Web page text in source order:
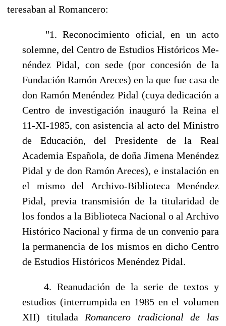
teresaban al Romancero:
"1. Reconocimiento oficial, en un acto
solemne, del Centro de Estudios Históricos Me­
néndez Pidal, con sede (por concesión de la
Fundación Ramón Areces) en la que fue casa de
don Ramón Menéndez Pidal (cuya dedicación a
Centro de investigación inauguró la Reina el
11-XI-1985, con asistencia al acto del Ministro
de Educación, del Presidente de la Real
Academia Española, de doña Jimena Menéndez
Pidal y de don Ramón Areces), e ins­talación en
el mismo del Archivo-Biblioteca Menéndez
Pidal, previa transmisión de la ti­tularidad de
los fondos a la Biblioteca Nacional o al Archivo
Histórico Nacional y firma de un convenio para
la permanencia de los mismos en dicho Centro
de Estudios Históricos Menéndez Pidal.
4. Reanudación de la serie de textos y
estudios (interrumpida en 1985 en el volumen
XII) titulada Romancero tradicional de las